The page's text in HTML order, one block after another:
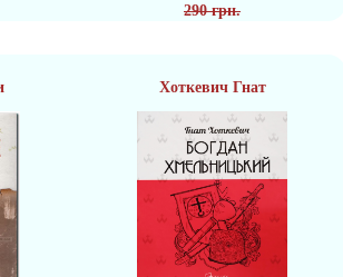
290 грн.
Хоткевич Гнат